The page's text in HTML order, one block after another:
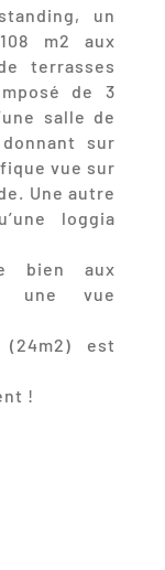
un
m2 aux
terrasses
de 3
salle de
sur
vue sur
Une autre
loggia
bien aux
une vue
est
!